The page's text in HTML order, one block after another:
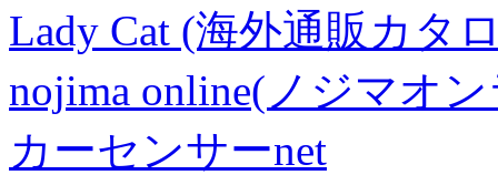
Lady Cat (海外通販カタ
nojima online(ノジマオ
カーセンサーnet